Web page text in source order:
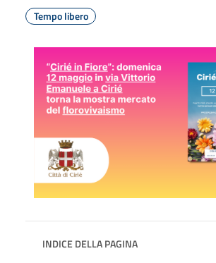
Tempo libero
INDICE DELLA PAGINA